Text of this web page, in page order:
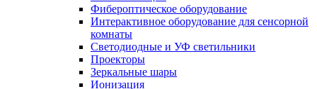
Фибероптическое оборудование
Интерактивное оборудование для сенсорной
комнаты
Светодиодные и УФ светильники
Проекторы
Зеркальные шары
Ионизация